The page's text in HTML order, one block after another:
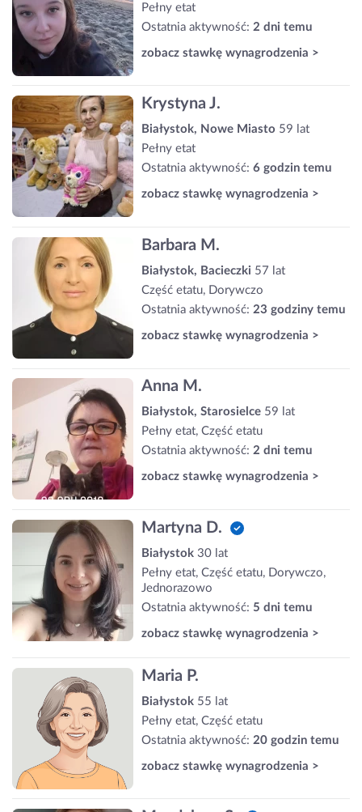
Pełny etat
Ostatnia aktywność: 2 dni temu
zobacz stawkę wynagrodzenia >
Krystyna J.
Białystok, Nowe Miasto 59 lat
Pełny etat
Ostatnia aktywność: 6 godzin temu
zobacz stawkę wynagrodzenia >
Barbara M.
Białystok, Bacieczki 57 lat
Część etatu, Dorywczo
Ostatnia aktywność: 23 godziny temu
zobacz stawkę wynagrodzenia >
Anna M.
Białystok, Starosielce 59 lat
Pełny etat, Część etatu
Ostatnia aktywność: 2 dni temu
zobacz stawkę wynagrodzenia >
Martyna D.
Białystok 30 lat
Pełny etat, Część etatu, Dorywczo,
Jednorazowo
Ostatnia aktywność: 5 dni temu
zobacz stawkę wynagrodzenia >
Maria P.
Białystok 55 lat
Pełny etat, Część etatu
Ostatnia aktywność: 20 godzin temu
zobacz stawkę wynagrodzenia >